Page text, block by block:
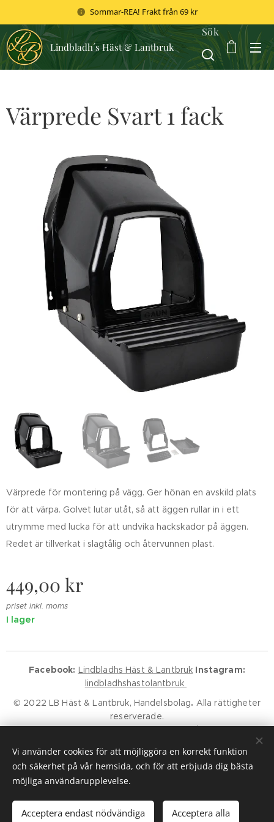
Sommar-REA! Frakt från 69 kr
Lindbladh´s Häst & Lantbruk
Sök
Värprede Svart 1 fack
Värprede för montering på vägg. Ger hönan en avskild plats
för att värpa. Golvet lutar utåt, så att äggen rullar in i ett
utrymme med lucka för att undvika hackskador på äggen.
Redet är tillverkat i slagtålig och återvunnen plast.
449,00 kr
priset inkl. moms
I lager
Lägg i kundvagnen
Facebook: Lindbladhs Häst & Lantbruk Instagram:
lindbladhshastolantbruk
© 2022 LB Häst & Lantbruk, Handelsbolag. Alla rättigheter
reserverade.
Godkänd för F-Skatt.Kundservice
Cookies
Vi använder cookies för att möjliggöra en korrekt funktion
och säkerhet på vår hemsida, och för att erbjuda dig bästa
möjliga användarupplevelse.
Acceptera endast nödvändiga Acceptera alla